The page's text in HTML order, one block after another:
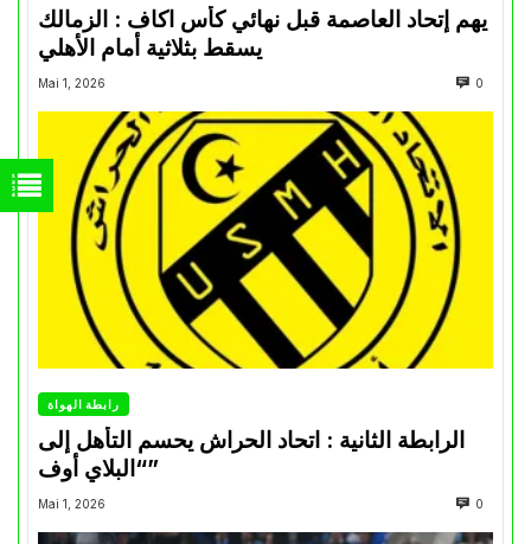
يهم إتحاد العاصمة قبل نهائي كأس اكاف : الزمالك
Mai 1, 2026 0
رابطة الهواة
الرابطة الثانية : اتحاد الحراش يحسم التأهل إلى
“البلاي أوف”
Mai 1, 2026 0